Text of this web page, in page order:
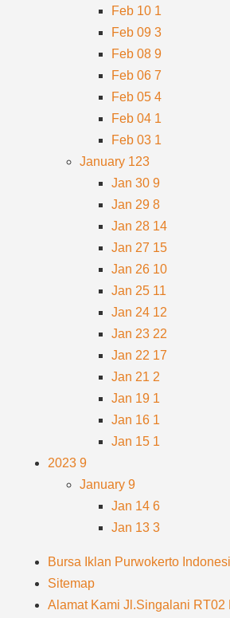
Feb 10 1
Feb 09 3
Feb 08 9
Feb 06 7
Feb 05 4
Feb 04 1
Feb 03 1
January 123
Jan 30 9
Jan 29 8
Jan 28 14
Jan 27 15
Jan 26 10
Jan 25 11
Jan 24 12
Jan 23 22
Jan 22 17
Jan 21 2
Jan 19 1
Jan 16 1
Jan 15 1
2023 9
January 9
Jan 14 6
Jan 13 3
Bursa Iklan Purwokerto
Sitemap
Alamat Kami Jl.Singalani RT02